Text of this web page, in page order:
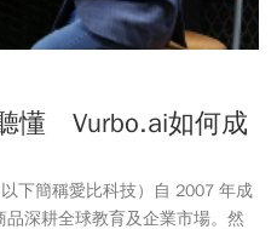
懂 Vurbo.ai如何成
下簡稱愛比科技）自 2007 年成
深耕全球教育及企業市場。然